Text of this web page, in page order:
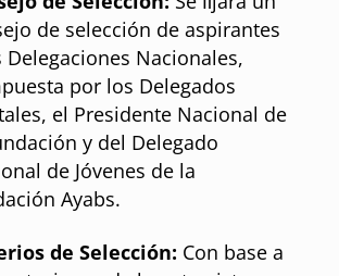
de selección de aspirantes
Delegaciones Nacionales,
por los Delegados
el Presidente Nacional de
y del Delegado
de Jóvenes de la
Ayabs.
de Selección: Con base a